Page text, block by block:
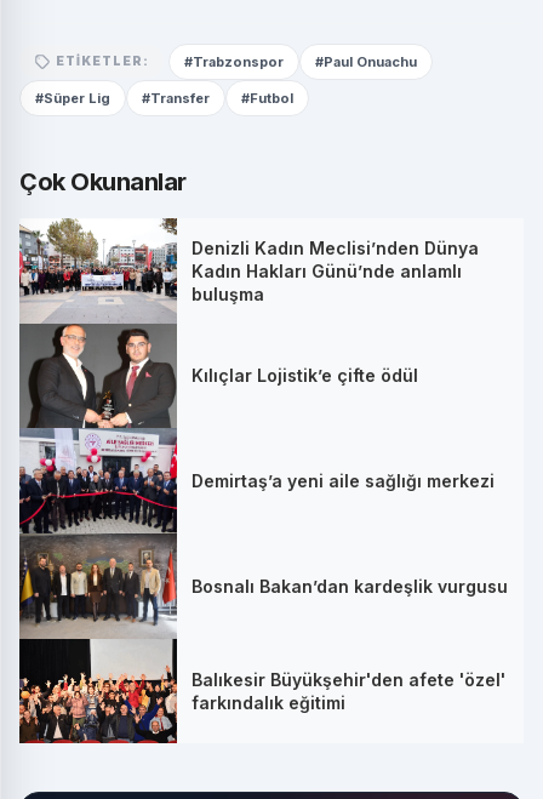
ETIKETLER: #Trabzonspor #Paul Onuachu
#Süper Lig #Transfer #Futbol
Çok Okunanlar
Denizli Kadın Meclisi’nden Dünya
Kadın Hakları Günü’nde anlamlı
buluşma
Kılıçlar Lojistik’e çifte ödül
Demirtaş’a yeni aile sağlığı merkezi
Bosnalı Bakan’dan kardeşlik vurgusu
Balıkesir Büyükşehir'den afete 'özel'
farkındalık eğitimi